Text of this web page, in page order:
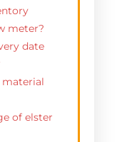
meter?
date
material
of elster